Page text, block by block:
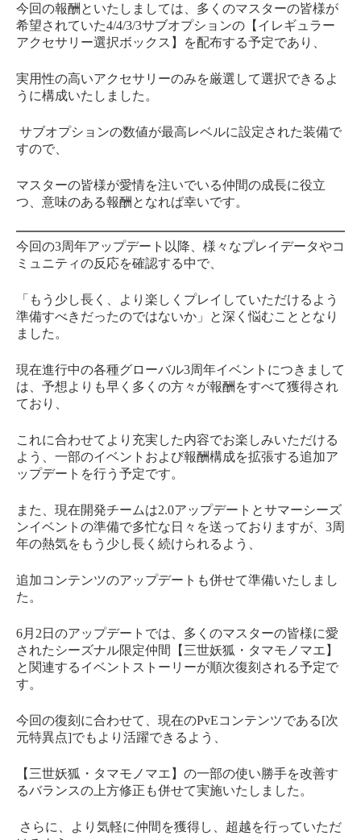
今回の報酬といたしましては、多くのマスターの皆様が
希望されていた4/4/3/3サブオプションの【イレギュラー
アクセサリー選択ボックス】を配布する予定であり、
実用性の高いアクセサリーのみを厳選して選択できるよ
うに構成いたしました。
サブオプションの数値が最高レベルに設定された装備で
すので、
マスターの皆様が愛情を注いでいる仲間の成長に役立
つ、意味のある報酬となれば幸いです。
今回の3周年アップデート以降、様々なプレイデータやコ
ミュニティの反応を確認する中で、
「もう少し長く、より楽しくプレイしていただけるよう
準備すべきだったのではないか」と深く悩むこととなり
ました。
現在進行中の各種グローバル3周年イベントにつきまして
は、予想よりも早く多くの方々が報酬をすべて獲得され
ており、
これに合わせてより充実した内容でお楽しみいただける
よう、一部のイベントおよび報酬構成を拡張する追加ア
ップデートを行う予定です。
また、現在開発チームは2.0アップデートとサマーシーズ
ンイベントの準備で多忙な日々を送っておりますが、3周
年の熱気をもう少し長く続けられるよう、
追加コンテンツのアップデートも併せて準備いたしまし
た。
6月2日のアップデートでは、多くのマスターの皆様に愛
されたシーズナル限定仲間【三世妖狐・タマモノマエ】
と関連するイベントストーリーが順次復刻される予定で
す。
今回の復刻に合わせて、現在のPvEコンテンツである[次
元特異点]でもより活躍できるよう、
【三世妖狐・タマモノマエ】の一部の使い勝手を改善す
るバランスの上方修正も併せて実施いたしました。
さらに、より気軽に仲間を獲得し、超越を行っていただ